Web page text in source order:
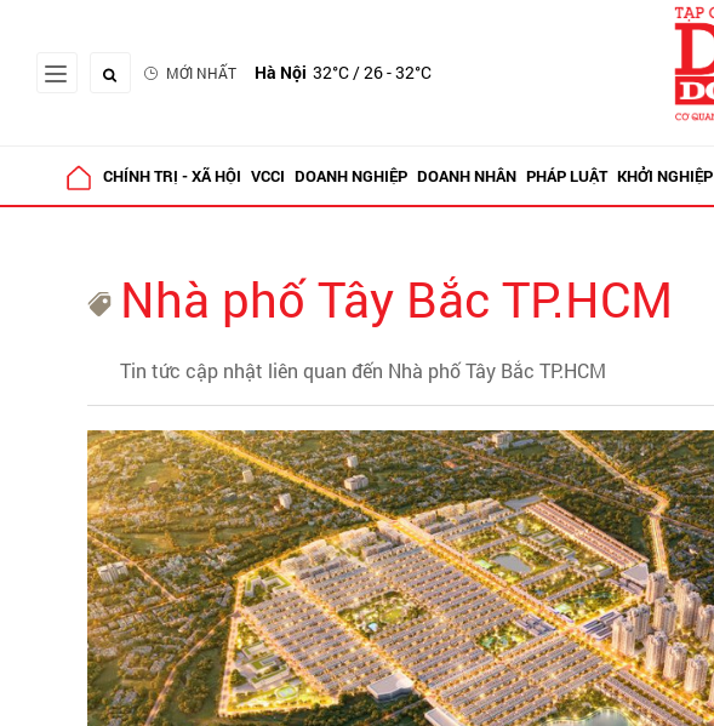
MỚI NHẤT Hà Nội 32°C/ 26 - 32°C
CHÍNH TRỊ - XÃ HỘI VCCI DOANH NGHIỆP DOANH NHÂN PHÁP LUẬT KHỞI NGHIỆP
Nhà phố Tây Bắc TP.HCM
Tin tức cập nhật liên quan đến Nhà phố Tây Bắc TP.HCM